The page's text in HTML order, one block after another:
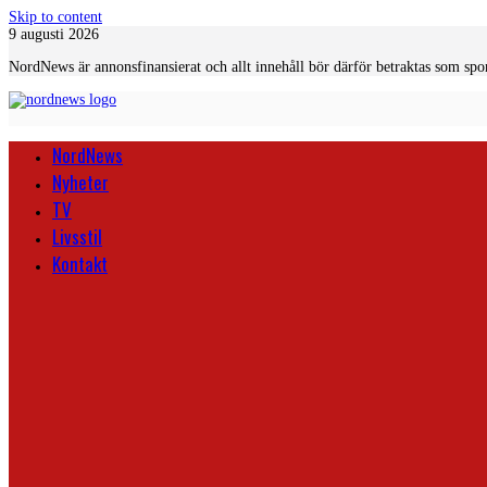
Skip to content
9 augusti 2026
NordNews är annonsfinansierat och allt innehåll bör därför betraktas som
NordNews
Nyheter
TV
Livsstil
Kontakt